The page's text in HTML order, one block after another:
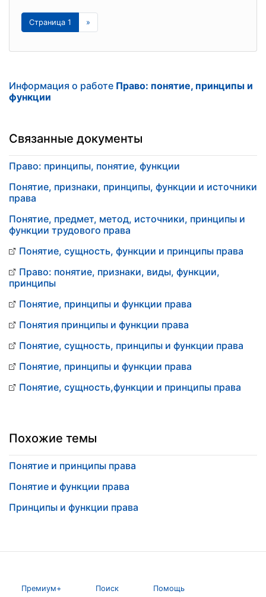
Страница 1 »
Информация о работе Право: понятие, принципы и
функции
Связанные документы
Право: принципы, понятие, функции
Понятие, признаки, принципы, функции и источники
права
Понятие, предмет, метод, источники, принципы и
функции трудового права
Понятие, сущность, функции и принципы права
Право: понятие, признаки, виды, функции,
принципы
Понятие, принципы и функции права
Понятия принципы и функции права
Понятие, сущность, принципы и функции права
Понятие, принципы и функции права
Понятие, сущность,функции и принципы права
Похожие темы
Понятие и принципы права
Понятие и функции права
Принципы и функции права
Премиум+ Поиск Помощь